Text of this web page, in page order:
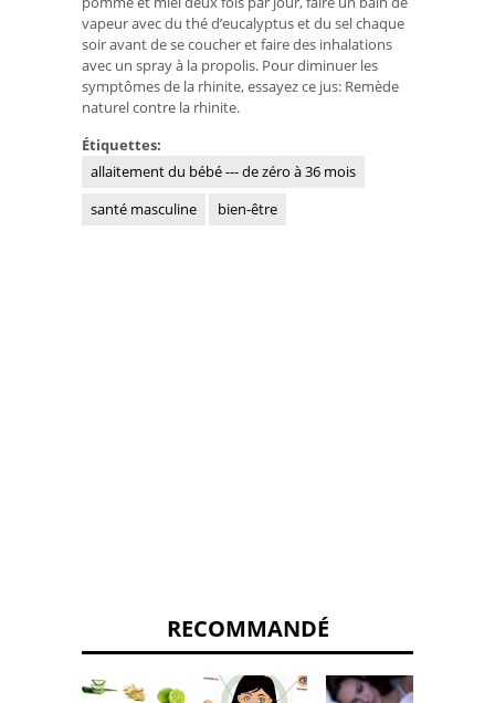
vapeur avec du thé d’eucalyptus et du sel chaque
soir avant de se coucher et faire des inhalations
avec un spray à la propolis. Pour diminuer les
symptômes de la rhinite, essayez ce jus: Remède
naturel contre la rhinite.
Étiquettes:
allaitement du bébé --- de zéro à 36 mois
santé masculine
bien-être
RECOMMANDÉ